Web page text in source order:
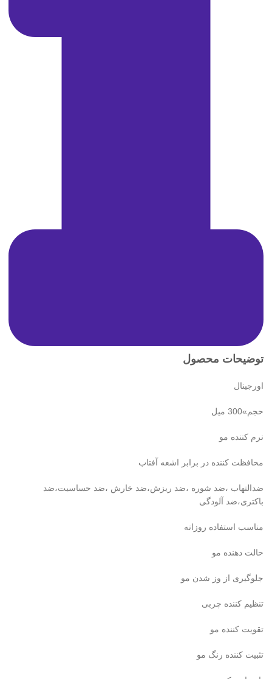
توضیحات محصول
اورجینال
حجم»300 میل
نرم کننده‌ مو
محافظت کننده در برابر اشعه آفتاب
ضدالتهاب ،ضد شوره ،ضد ریزش،ضد خارش ،ضد حساسیت،ضد
باکتری،ضد آلودگی
مناسب استفاده روزانه
حالت دهنده مو
جلوگیری از وز شدن مو
تنظیم کننده چربی
تقویت کننده مو
تثبیت کننده رنگ مو